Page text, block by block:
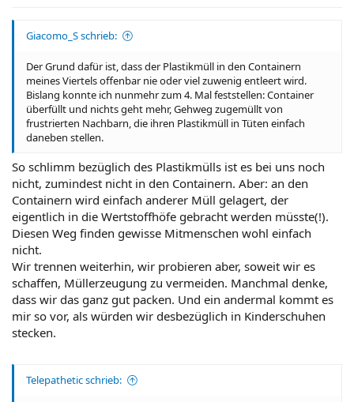
Giacomo_S schrieb:
Der Grund dafür ist, dass der Plastikmüll in den Containern
meines Viertels offenbar nie oder viel zuwenig entleert wird.
Bislang konnte ich nunmehr zum 4. Mal feststellen: Container
überfüllt und nichts geht mehr, Gehweg zugemüllt von
frustrierten Nachbarn, die ihren Plastikmüll in Tüten einfach
daneben stellen.
So schlimm bezüglich des Plastikmülls ist es bei uns noch
nicht, zumindest nicht in den Containern. Aber: an den
Containern wird einfach anderer Müll gelagert, der
eigentlich in die Wertstoffhöfe gebracht werden müsste(!).
Diesen Weg finden gewisse Mitmenschen wohl einfach
nicht.
Wir trennen weiterhin, wir probieren aber, soweit wir es
schaffen, Müllerzeugung zu vermeiden. Manchmal denke,
dass wir das ganz gut packen. Und ein andermal kommt es
mir so vor, als würden wir desbezüglich in Kinderschuhen
stecken.
Telepathetic schrieb: